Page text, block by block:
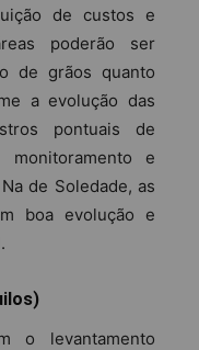
de custos e
poderão ser
de grãos quanto
a evolução das
pontuais de
e
de Soledade, as
boa evolução e
o levantamento